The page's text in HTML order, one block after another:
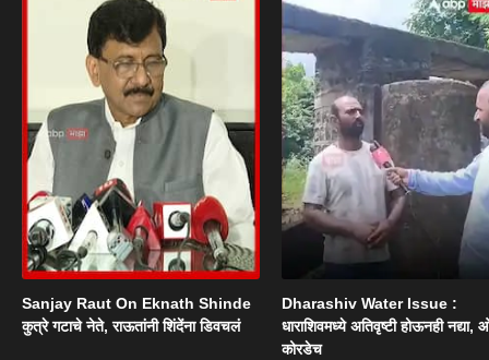
Sanjay Raut On Eknath Shinde
कुत्रे गटाचे नेते, राऊतांनी शिंदेंना डिवचलं
Dharashiv Water Issue :
धाराशिवमध्ये अतिवृष्टी होऊनही नद्या,
कोरडेच